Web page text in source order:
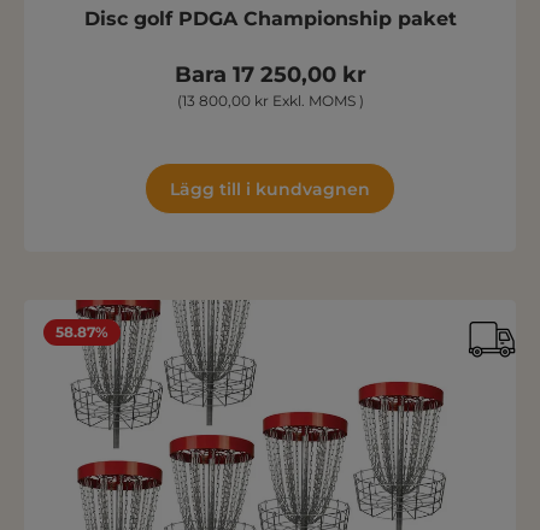
Disc golf PDGA Championship paket
Bara 17 250,00 kr
(13 800,00 kr Exkl. MOMS )
Lägg till i kundvagnen
58.87%